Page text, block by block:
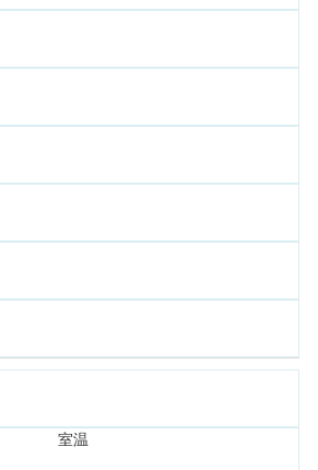
室温
究
模式。图3(a)的插图显示了FMR模式的
两种不同温度下的磁阻尼。图3(b)显示了各
了三个铁磁薄膜样品的饱和磁化强度、阻尼
赖性，在成分和沉积条件上只有微小的差
著差异。[3]